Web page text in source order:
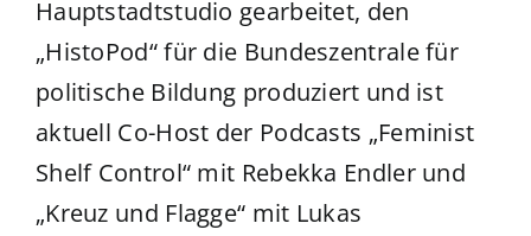
Hauptstadtstudio gearbeitet, den
„HistoPod“ für die Bundeszentrale für
politische Bildung produziert und ist
aktuell Co-Host der Podcasts „Feminist
Shelf Control“ mit Rebekka Endler und
„Kreuz und Flagge“ mit Lukas